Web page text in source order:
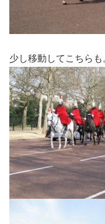
少し移動してこちらも